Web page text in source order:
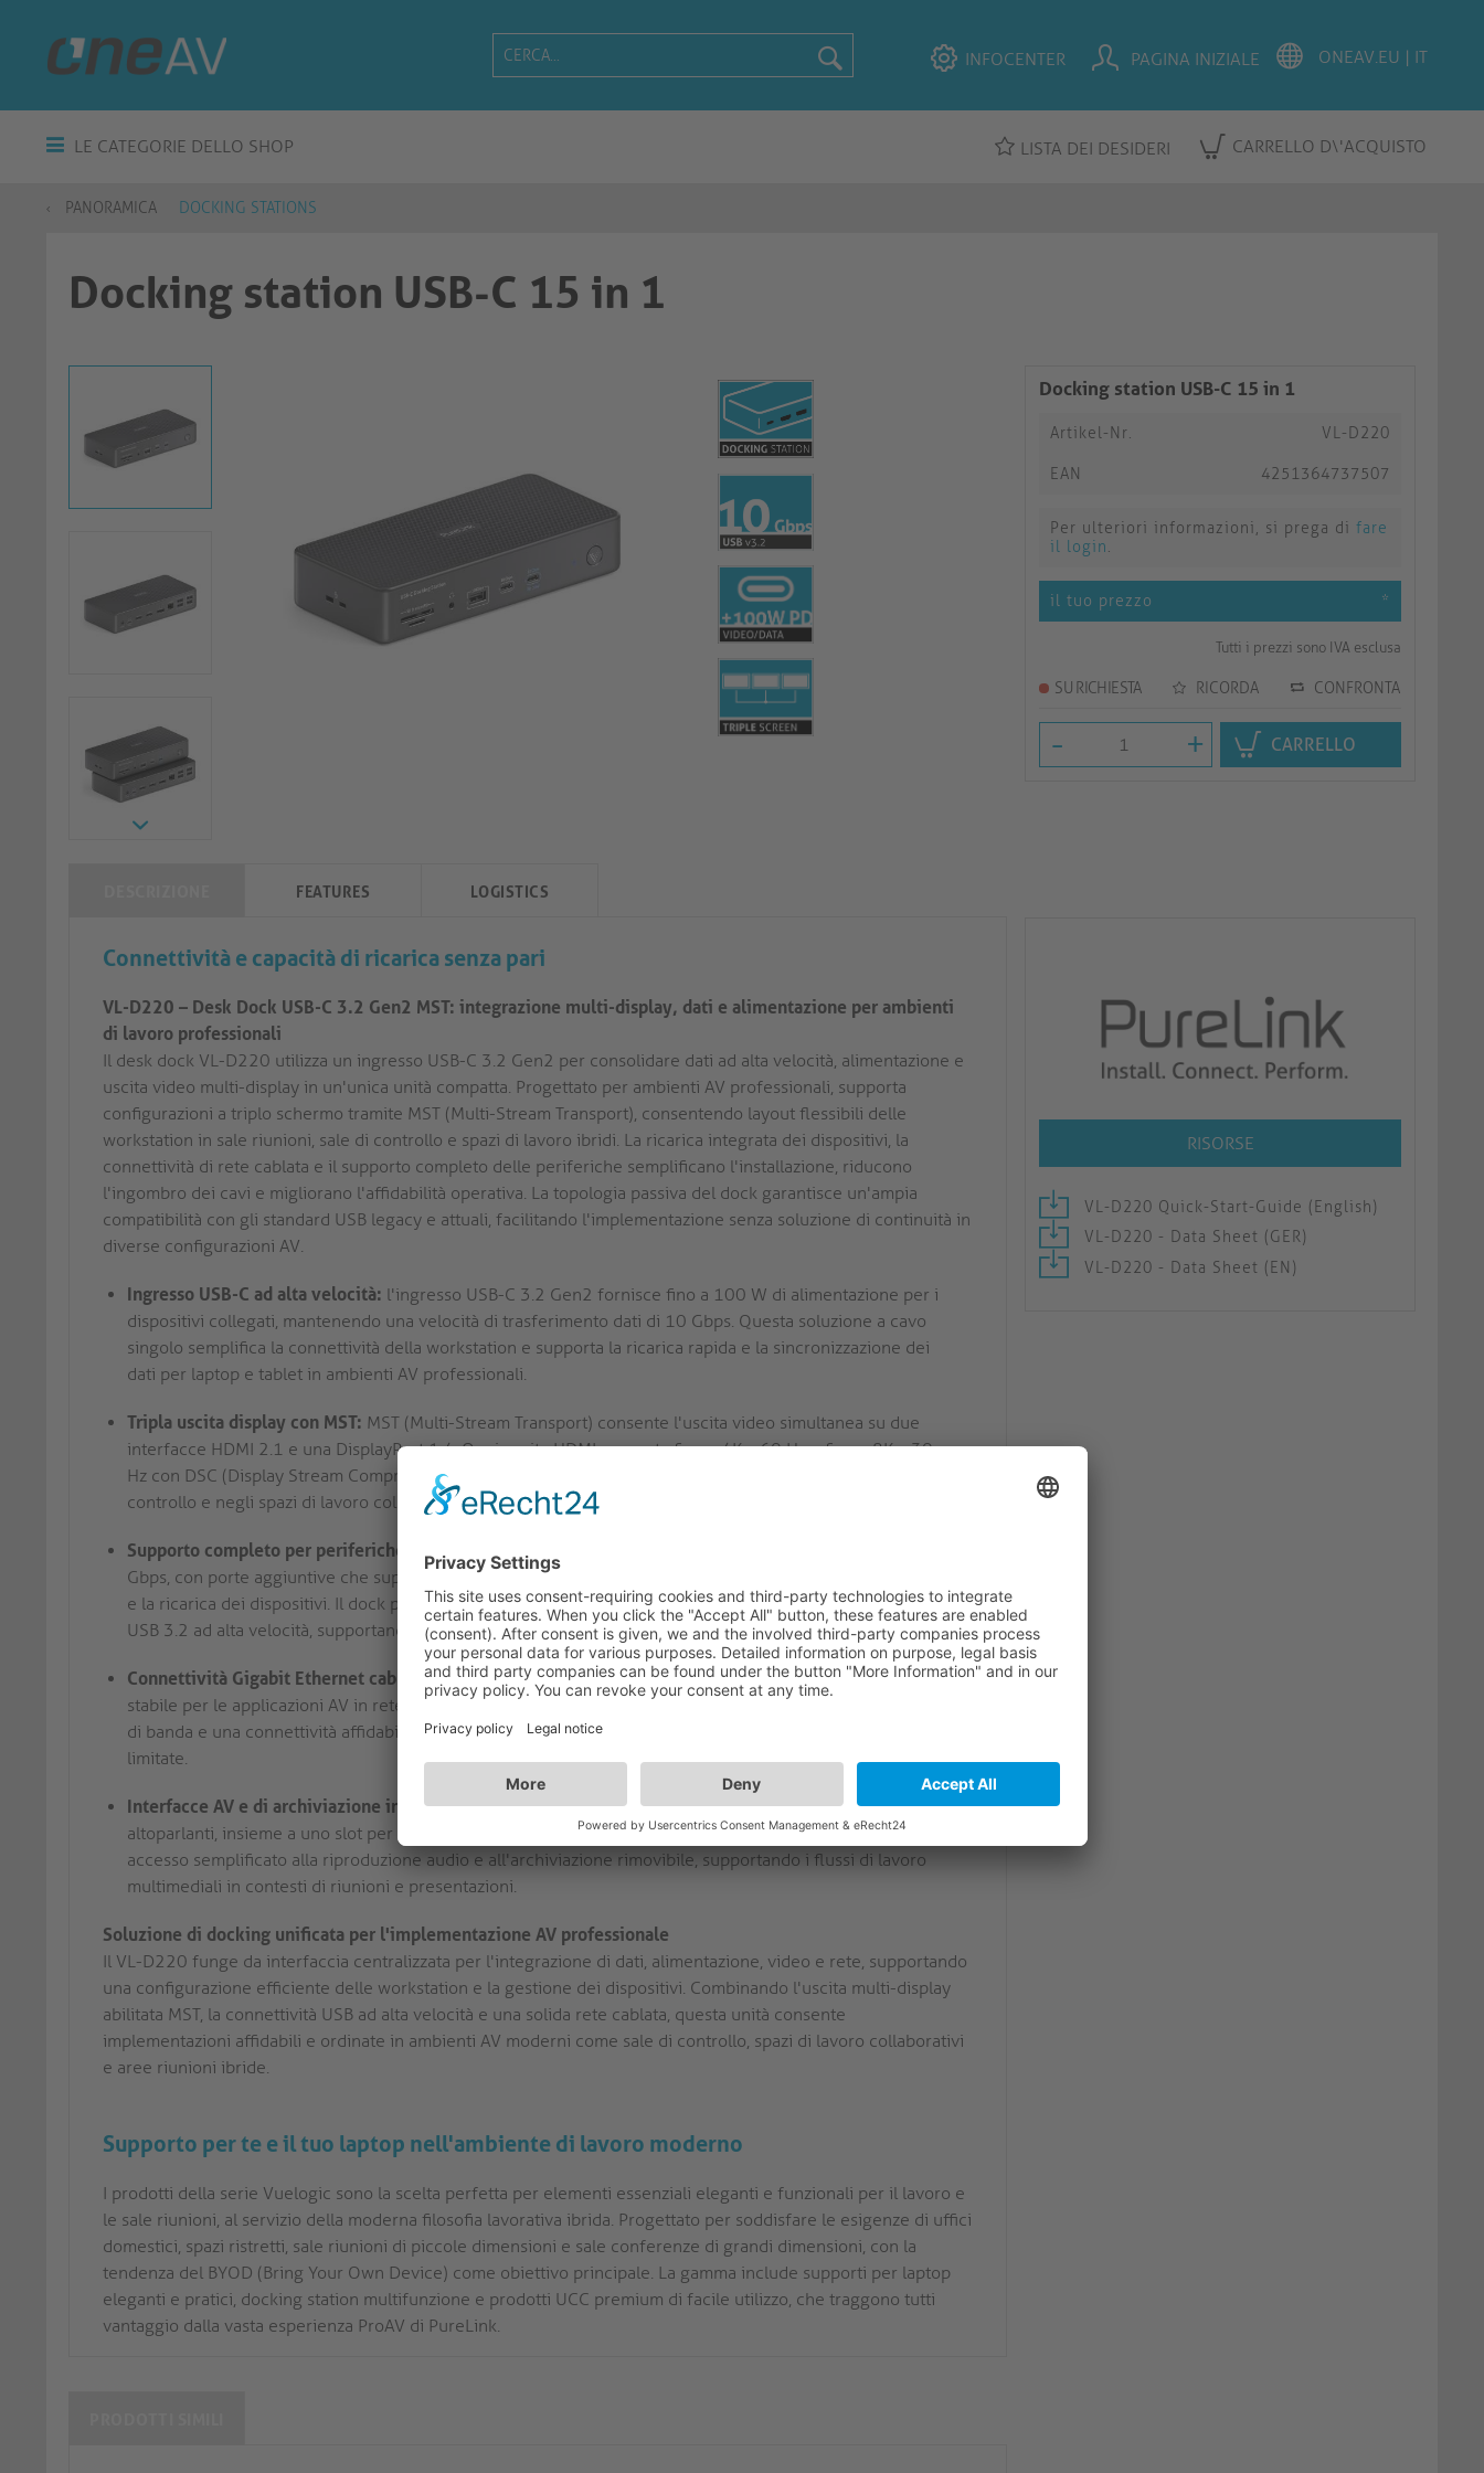
INFOCENTER PAGINA INIZIALE
LE CATEGORIE DELLO SHOP LISTA DEI DESIDERI CARRELLO D\'ACQUISTO
PANORAMICA DOCKING STATIONS
Docking station USB-C 15 in 1
Docking station USB-C 15 in 1
Artikel-Nr. VL-D220
EAN 4251364737507
Per ulteriori informazioni, si prega di fare
il login.
il tuo prezzo *
Tutti i prezzi sono IVA esclusa
SU RICHIESTA RICORDA CONFRONTA
- + CARRELLO
RISORSE
VL-D220 Quick-Start-Guide (English)
VL-D220 - Data Sheet (GER)
VL-D220 - Data Sheet (EN)
FEATURES LOGISTICS
Connettività e capacità di ricarica senza pari
VL-D220 – Desk Dock USB-C 3.2 Gen2 MST: integrazione multi-display, dati e alimentazione per ambienti
di lavoro professionali
Il desk dock VL-D220 utilizza un ingresso USB-C 3.2 Gen2 per consolidare dati ad alta velocità, alimentazione e
uscita video multi-display in un'unica unità compatta. Progettato per ambienti AV professionali, supporta
configurazioni a triplo schermo tramite MST (Multi-Stream Transport), consentendo layout flessibili delle
workstation in sale riunioni, sale di controllo e spazi di lavoro ibridi. La ricarica integrata dei dispositivi, la
connettività di rete cablata e il supporto completo delle periferiche semplificano l'installazione, riducono
l'ingombro dei cavi e migliorano l'affidabilità operativa. La topologia passiva del dock garantisce un'ampia
compatibilità con gli standard USB legacy e attuali, facilitando l'implementazione senza soluzione di continuità in
diverse configurazioni AV.
Ingresso USB-C ad alta velocità: l'ingresso USB-C 3.2 Gen2 fornisce fino a 100 W di alimentazione per i
dispositivi collegati, mantenendo una velocità di trasferimento dati di 10 Gbps. Questa soluzione a cavo
singolo semplifica la connettività della workstation e supporta la ricarica rapida e la sincronizzazione dei
dati per laptop e tablet in ambienti AV professionali.
Tripla uscita display con MST: MST (Multi-Stream Transport) consente l'uscita video simultanea su due
interfacce HDMI 2.1 e una DisplayPort 1.4. Ogni uscita HDMI supporta fino a 4K a 60 Hz o fino a 8K a 30
Hz con DSC (Display Stream Compression), facilitando configurazioni multi-monitor avanzate nelle sale di
controllo e negli spazi di lavoro collaborativi.
Supporto completo per periferiche USB:
tre porte USB forniscono velocità di trasferimento dati di 10
Gbps, con porte aggiuntive che supportano 5 Gbps e 480 Mbps, consentendo un trasferimento dati veloce
e la ricarica dei dispositivi. Il dock può ospitare fino a sette periferiche, inclusi dispositivi USB 2.0 legacy e
USB 3.2 ad alta velocità, supportando un'ampia gamma di accessori AV.
Connettività Gigabit Ethernet cablata:la Gigabit Ethernet integrata garantisce un accesso LAN sicuro e
stabile per le applicazioni AV in rete. Questa funzione supporta attività che richiedono un'elevata larghezza
di banda e una connettività affidabile in ambienti in cui le prestazioni wireless possono essere incostanti o
limitate.
Interfacce AV e di archiviazione integrate:il dock include un'uscita audio da 3,5 mm per cuffie o
altoparlanti, insieme a uno slot per lettore di schede SD e microSD. Queste interfacce forniscono un
accesso semplificato alla riproduzione audio e all'archiviazione rimovibile, supportando i flussi di lavoro
multimediali in contesti di riunioni e presentazioni.
Soluzione di docking unificata per l'implementazione AV professionale
Il VL-D220 funge da interfaccia centralizzata per l'integrazione di dati, alimentazione, video e rete, supportando
una configurazione efficiente delle workstation e la gestione dei dispositivi. Combinando l'uscita multi-display
abilitata MST, la connettività USB ad alta velocità e una solida rete cablata, questa unità consente
implementazioni affidabili e ordinate in ambienti AV moderni come sale di controllo, spazi di lavoro collaborativi
e aree riunioni ibride.
Supporto per te e il tuo laptop nell'ambiente di lavoro moderno
I prodotti della serie Vuelogic sono la scelta perfetta per elementi essenziali eleganti e funzionali per il lavoro e
le sale riunioni, al servizio della moderna filosofia lavorativa ibrida. Progettato per soddisfare le esigenze di uffici
domestici, spazi ristretti, sale riunioni di piccole dimensioni e sale conferenze di grandi dimensioni, con la
tendenza del BYOD (Bring Your Own Device) come obiettivo principale. La gamma include supporti per laptop
eleganti e pratici, docking station multifunzione e prodotti UCC premium di facile utilizzo, che traggono tutti
vantaggio dalla vasta esperienza ProAV di PureLink.